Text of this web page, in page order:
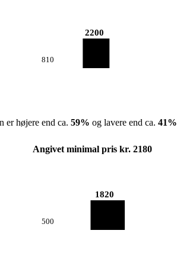
810
2200
er højere end ca. 59% og lavere end ca. 41%
Angivet minimal pris kr. 2180
500
1820